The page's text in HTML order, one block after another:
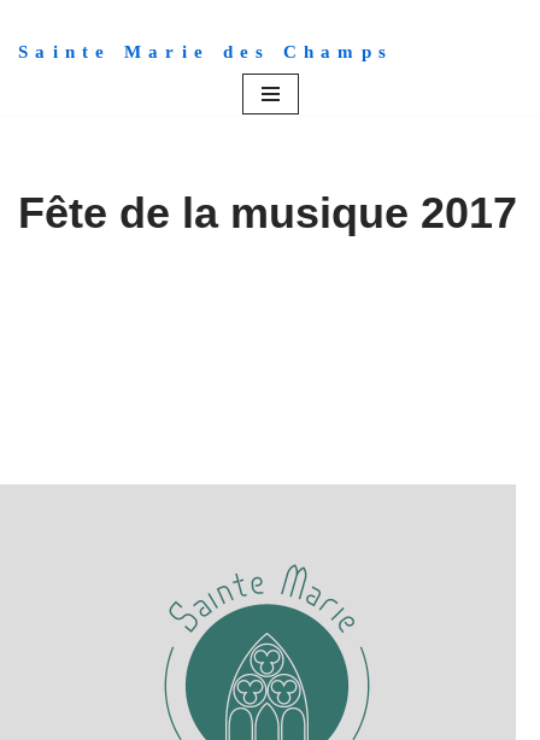
Aller
Sainte Marie des Champs
Fête de la musique 2017